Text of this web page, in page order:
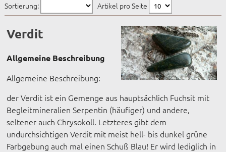
Sortierung: Artikel pro Seite
Verdit
Allgemeine Beschreibung
Allgemeine Beschreibung:
der Verdit ist ein Gemenge aus hauptsächlich Fuchsit mit
Begleitmineralien Serpentin (häufiger) und andere,
seltener auch Chrysokoll. Letzteres gibt dem
undurchsichtigen Verdit mit meist hell- bis dunkel grüne
Farbgebung auch mal einen Schuß Blau! Er wird lediglich in